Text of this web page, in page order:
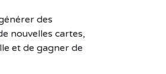
des
nouvelles cartes,
et de gagner de